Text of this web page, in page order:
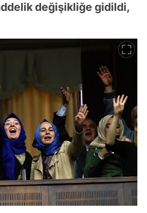
değişikliğe gidildi,